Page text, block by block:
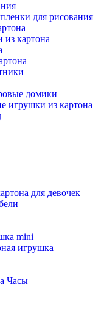
для рисования
картона
домики
игрушки из картона
для девочек
mini
игрушка
Часы